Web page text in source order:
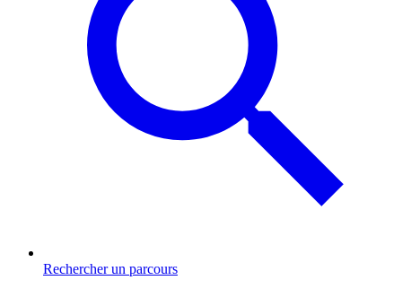
Rechercher un parcours